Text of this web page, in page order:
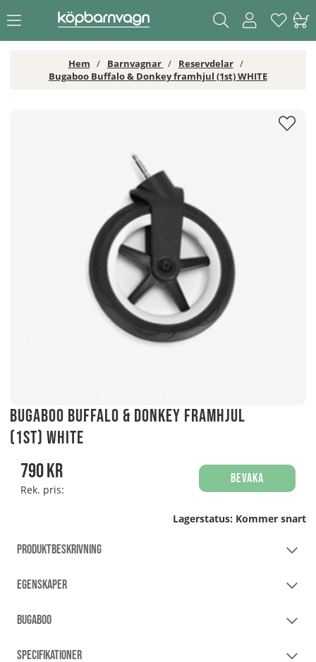
Hem Barnvagnar
Reservdelar
Bugaboo Buffalo & Donkey framhjul (1st) WHITE
Bugaboo Buffalo & Donkey framhjul
(1st) WHITE
790kr
Rek. pris:
Bevaka
Lagerstatus: Kommer snart
PRODUKTBESKRIVNING
EGENSKAPER
BUGABOO
SPECIFIKATIONER